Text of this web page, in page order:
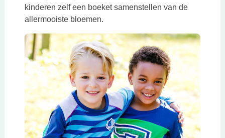
kinderen zelf een boeket samenstellen van de
allermooiste bloemen.